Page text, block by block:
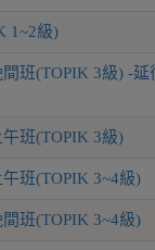
1~2級)
班(TOPIK 3級) -延
班(TOPIK 3級)
班(TOPIK 3~4級)
班(TOPIK 3~4級)